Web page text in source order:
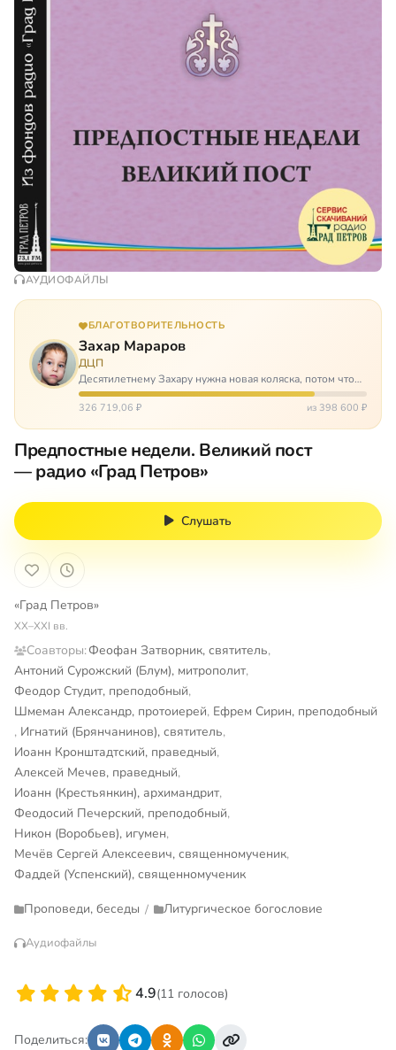
АУДИОФАЙЛЫ
БЛАГОТВОРИТЕЛЬНОСТЬ
Захар Мараров
ДЦП
Десятилетнему Захару нужна новая коляска, потом что
старая сломалась. А без коляски он не сможет не только
просто выходить из дома, но и продолжать лечение в
326 719,06 ₽ из 398 600 ₽
Предпостные недели. Великий пост
— радио «Град Петров»
Слушать
«Град Петров»
XX–XXI вв.
Соавторы:Феофан Затворник, святитель,
Антоний Сурожский (Блум), митрополит,
Феодор Студит, преподобный,
Шмеман Александр, протоиерей, Ефрем Сирин, преподобный
, Игнатий (Брянчанинов), святитель,
Иоанн Кронштадтский, праведный,
Алексей Мечев, праведный,
Иоанн (Крестьянкин), архимандрит,
Феодосий Печерский, преподобный,
Никон (Воробьев), игумен,
Мечёв Сергей Алексеевич, священномученик,
Фаддей (Успенский), священномученик
Проповеди, беседы / Литургическое богословие
Аудиофайлы
4.9(11 голосов)
Поделиться: